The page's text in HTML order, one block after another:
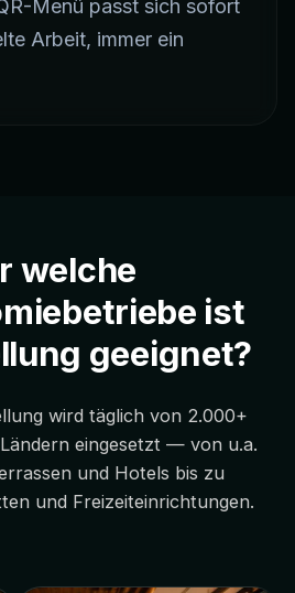
Menü passt sich sofort
Arbeit, immer ein
welche
ist
geeignet?
wird täglich von 2.000+
eingesetzt — von u.a.
und Hotels bis zu
und Freizeiteinrichtungen.